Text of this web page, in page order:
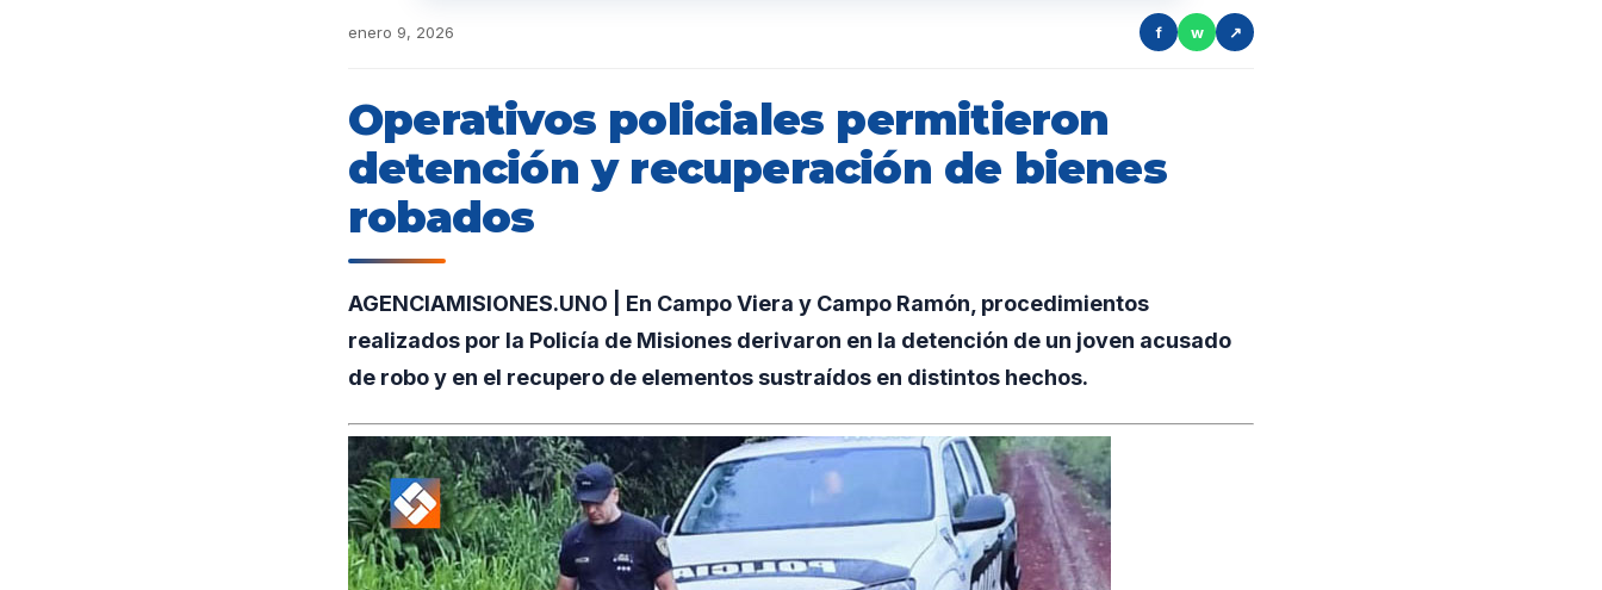
enero 9, 2026 f w ↗
Operativos policiales permitieron
detención y recuperación de bienes
robados
AGENCIAMISIONES.UNO | En Campo Viera y Campo Ramón, procedimientos
realizados por la Policía de Misiones derivaron en la detención de un joven acusado
de robo y en el recupero de elementos sustraídos en distintos hechos.